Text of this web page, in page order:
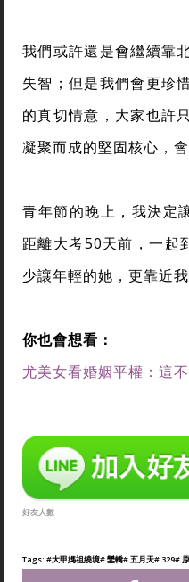
我們或許還是會繼續靠
失智；但是我們會更珍
的真切情意，大家也許
凝聚而成的堅固核心，
青年節的晚上，我決定
距離大考50天前，一起
少讓年輕的她，更靠近
你也會想看：
尤美女看婚姻平權：這
好友人數
Tags: #大甲媽祖繞境# 鑾轎# 五月天# 329#